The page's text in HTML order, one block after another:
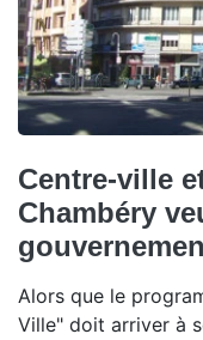
Centre-ville
Chambéry
Alors que le
Ville" doit arriver à